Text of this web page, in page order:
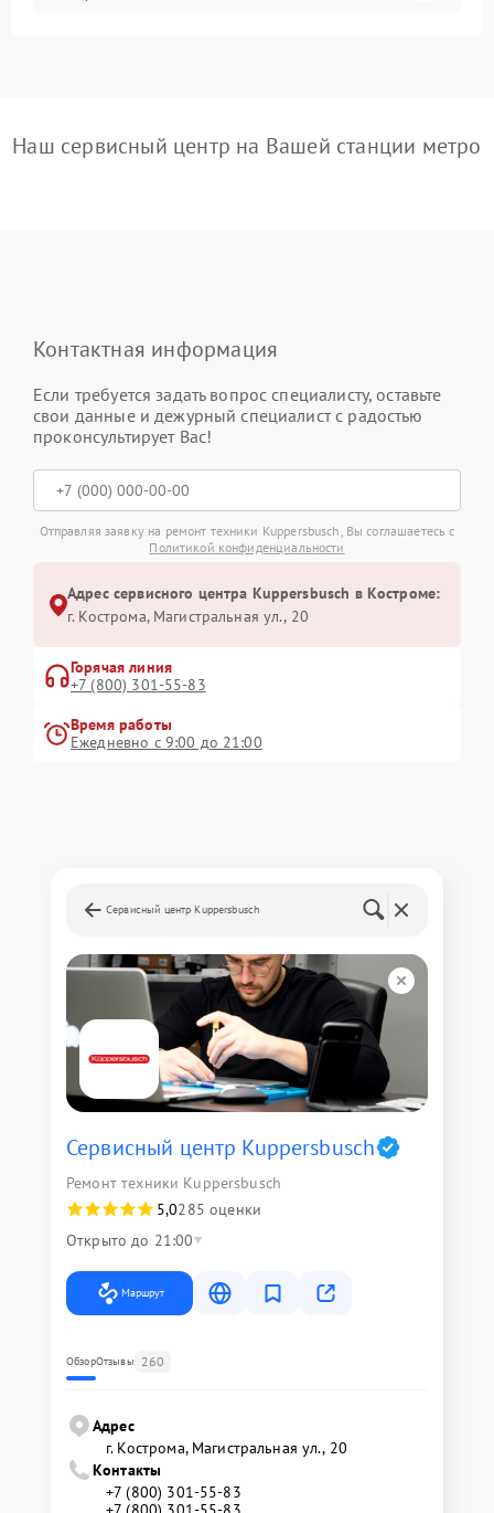
Наш сервисный центр на Вашей станции метро
Контактная информация
Если требуется задать вопрос специалисту, оставьте
свои данные и дежурный специалист с радостью
проконсультирует Вас!
Отправляя заявку на ремонт техники Kuppersbusch, Вы соглашаетесь с
Политикой конфиденциальности
Адрес сервисного центра Kuppersbusch в Костроме:
г. Кострома, Магистральная ул., 20
Горячая линия
+7 (800) 301-55-83
Время работы
Ежедневно с 9:00 до 21:00
Сервисный центр Kuppersbusch
Сервисный центр Kuppersbusch
Ремонт техники Kuppersbusch
5,0285 оценки
Открыто до 21:00
Маршрут
ОбзорОтзывы 260
Адрес
г. Кострома, Магистральная ул., 20
Контакты
+7 (800) 301-55-83